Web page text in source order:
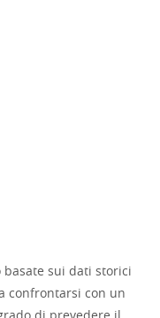
basate sui dati storici
confrontarsi con un